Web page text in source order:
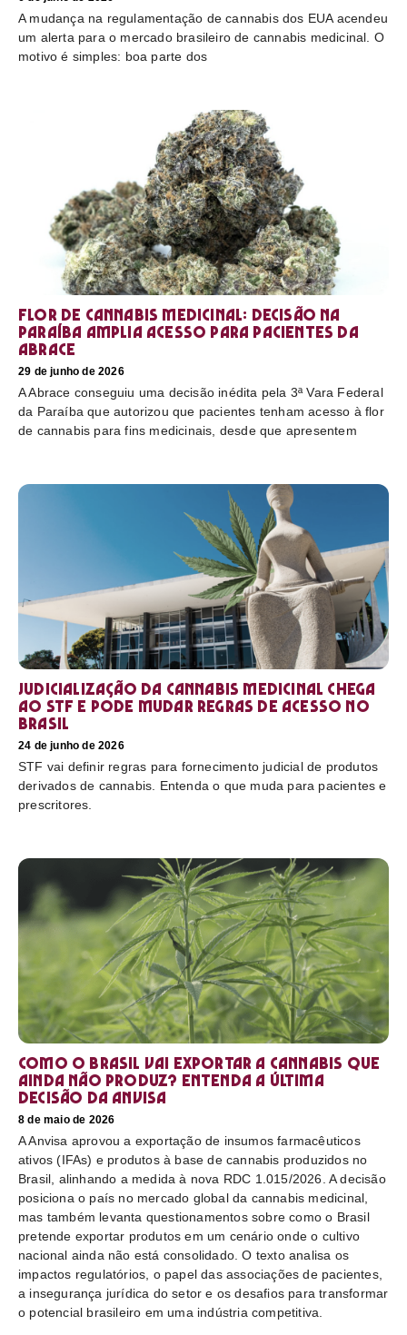
A mudança na regulamentação de cannabis dos EUA acendeu
um alerta para o mercado brasileiro de cannabis medicinal. O
motivo é simples: boa parte dos
Flor de cannabis medicinal: decisão na
Paraíba amplia acesso para pacientes da
Abrace
29 de junho de 2026
A Abrace conseguiu uma decisão inédita pela 3ª Vara Federal
da Paraíba que autorizou que pacientes tenham acesso à flor
de cannabis para fins medicinais, desde que apresentem
Judicialização da cannabis medicinal chega
ao STF e pode mudar regras de acesso no
Brasil
24 de junho de 2026
STF vai definir regras para fornecimento judicial de produtos
derivados de cannabis. Entenda o que muda para pacientes e
prescritores.
Como o Brasil vai exportar a cannabis que
ainda não produz? Entenda a última
decisão da Anvisa
8 de maio de 2026
A Anvisa aprovou a exportação de insumos farmacêuticos
ativos (IFAs) e produtos à base de cannabis produzidos no
Brasil, alinhando a medida à nova RDC 1.015/2026. A decisão
posiciona o país no mercado global da cannabis medicinal,
mas também levanta questionamentos sobre como o Brasil
pretende exportar produtos em um cenário onde o cultivo
nacional ainda não está consolidado. O texto analisa os
impactos regulatórios, o papel das associações de pacientes,
a insegurança jurídica do setor e os desafios para transformar
o potencial brasileiro em uma indústria competitiva.